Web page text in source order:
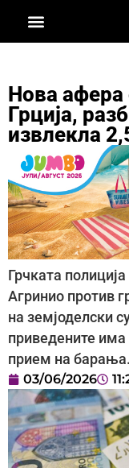
Нова
Грција,
извлекла
Грчката
Агринио против
на земјоделски
приведените има
прием на барања.
03/06/2026